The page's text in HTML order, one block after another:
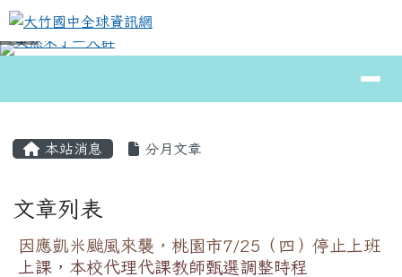
跳至主內容區
大竹國中全球資訊網
⏸
本站消息 分月文章
文章列表
因應凱米颱風來襲，桃園市7/25（四）停止上班
上課，本校代理代課教師甄選調整時程